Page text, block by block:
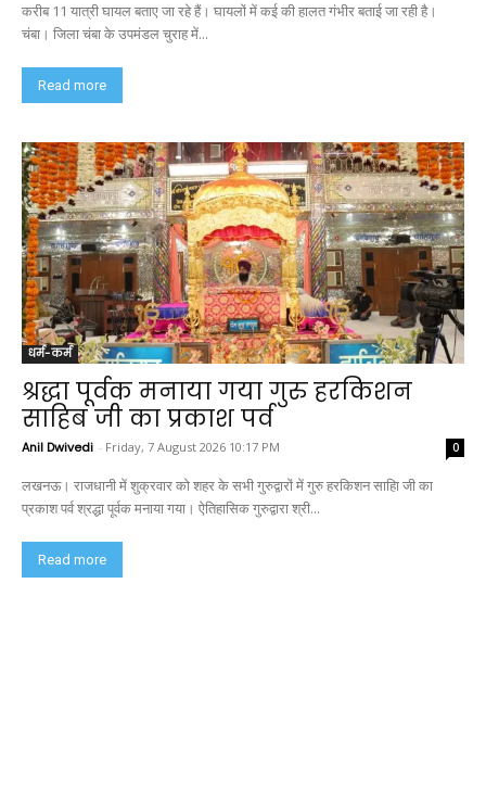
करीब 11 यात्री घायल बताए जा रहे हैं। घायलों में कई की हालत गंभीर बताई जा रही है।
चंबा। जिला चंबा के उपमंडल चुराह में...
Read more
धर्म-कर्म
श्रद्धा पूर्वक मनाया गया गुरु हरकिशन
साहिब जी का प्रकाश पर्व
Anil Dwivedi - Friday, 7 August 2026 10:17 PM 0
लखनऊ। राजधानी में शुक्रवार को शहर के सभी गुरुद्वारों में गुरु हरकिशन साहिा जी का
प्रकाश पर्व श्रद्धा पूर्वक मनाया गया। ऐतिहासिक गुरुद्वारा श्री...
Read more